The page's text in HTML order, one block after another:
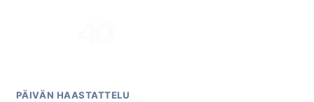
PÄIVÄN HAASTATTELU